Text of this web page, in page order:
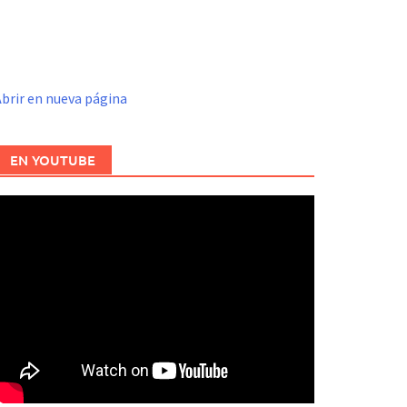
en nueva página
EN YOUTUBE